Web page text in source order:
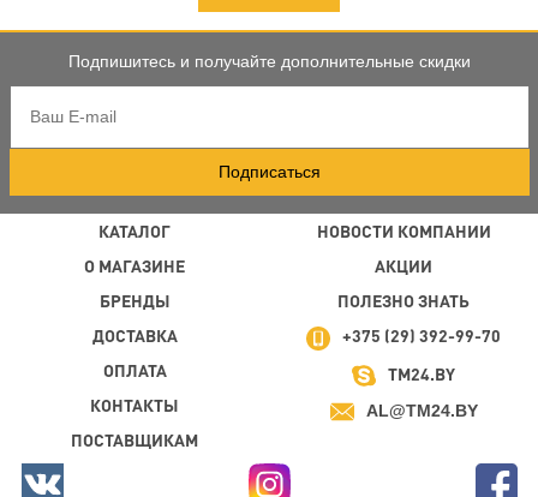
Подпишитесь и получайте дополнительные скидки
Подписаться
КАТАЛОГ
О МАГАЗИНЕ
БРЕНДЫ
НОВОСТИ КОМПАНИИ
АКЦИИ
ПОЛЕЗНО ЗНАТЬ
ДОСТАВКА
ОПЛАТА
КОНТАКТЫ
ПОСТАВЩИКАМ
+375 (29) 392-99-70
TM24.BY
AL@TM24.BY